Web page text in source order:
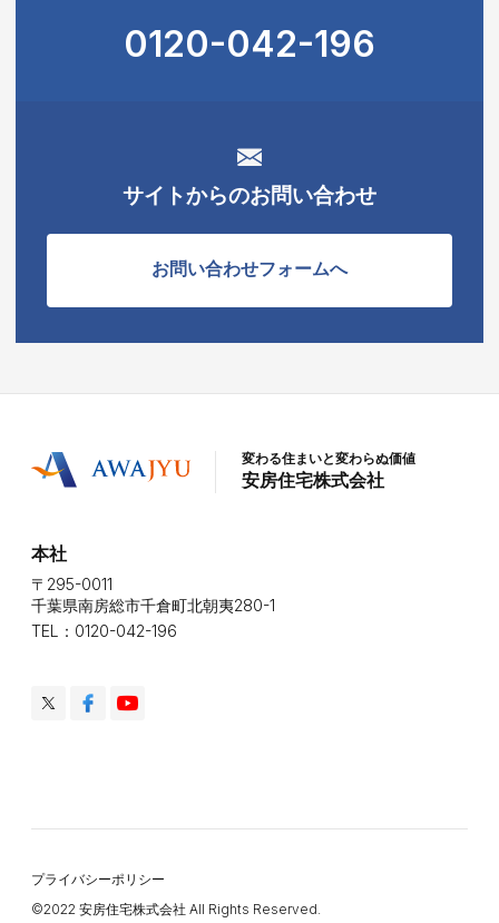
0120-042-196
サイトからのお問い合わせ
お問い合わせフォームへ
変わる住まいと変わらぬ価値
安房住宅株式会社
本社
〒295-0011
千葉県南房総市千倉町北朝夷280-1
TEL：0120-042-196
プライバシーポリシー
©️2022 安房住宅株式会社 All Rights Reserved.